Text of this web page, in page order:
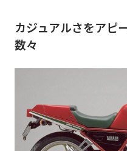
カジュアルさをアピ
数々